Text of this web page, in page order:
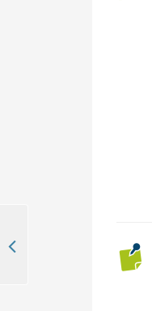
Welcome to cultural exchange and daily tasks in my house in Jönköping, Sweden